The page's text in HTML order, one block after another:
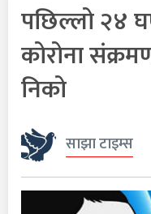
पछिल्लो २४
कोरोना
निको
साझा टाइम्स